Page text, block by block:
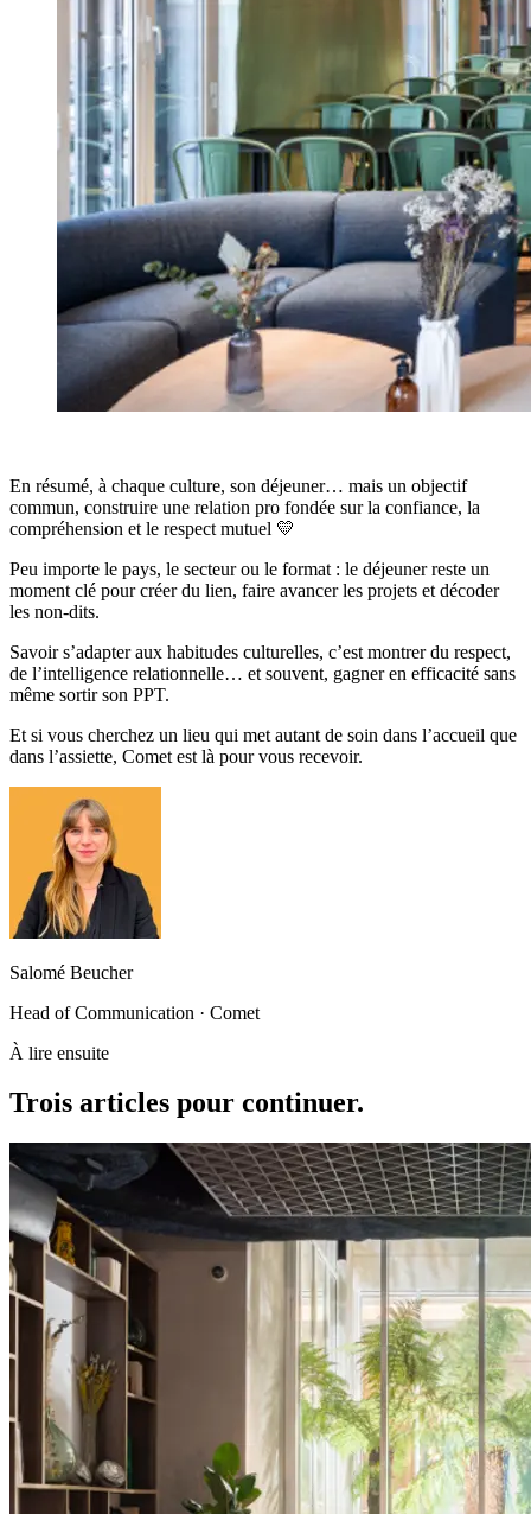
En résumé, à chaque culture, son déjeuner… mais un objectif
commun, construire une relation pro fondée sur la confiance, la
compréhension et le respect mutuel 💛
Peu importe le pays, le secteur ou le format : le déjeuner reste un
moment clé pour créer du lien, faire avancer les projets et décoder
les non-dits.
Savoir s’adapter aux habitudes culturelles, c’est montrer du respect,
de l’intelligence relationnelle… et souvent, gagner en efficacité sans
même sortir son PPT.
Et si vous cherchez un lieu qui met autant de soin dans l’accueil que
dans l’assiette, Comet est là pour vous recevoir.
Salomé Beucher
Head of Communication · Comet
À lire ensuite
Trois articles pour continuer.